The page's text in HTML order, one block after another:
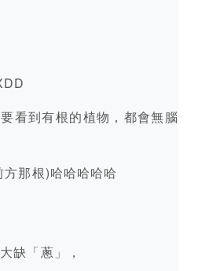
看到有根的植物，都會無腦
那根)哈哈哈哈哈
缺「蔥」，